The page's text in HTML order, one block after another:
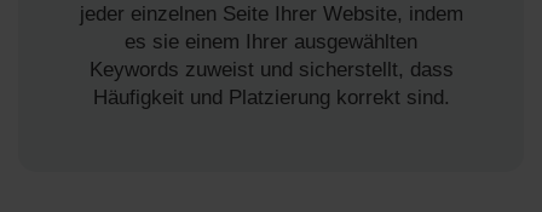
jeder einzelnen Seite Ihrer Website, indem
es sie einem Ihrer ausgewählten
Keywords zuweist und sicherstellt, dass
Häufigkeit und Platzierung korrekt sind.